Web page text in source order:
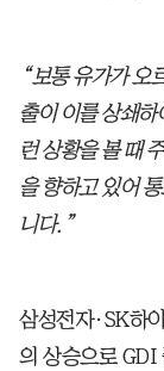
“보통 유가가 오
출이 이를 상쇄하
런 상황을 볼 때
을 향하고 있어
니다.”
삼성전자·SK하
의 상승으로 GDI